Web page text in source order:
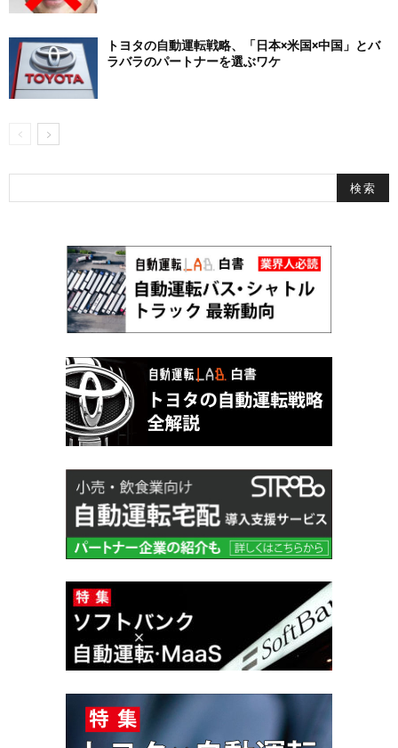
トヨタの自動運転戦略、「日本×米国×中国」とバ
ラバラのパートナーを選ぶワケ